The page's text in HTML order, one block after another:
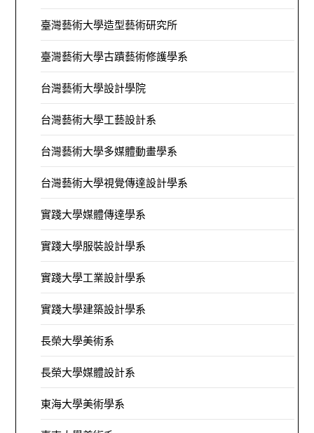
臺灣藝術大學造型藝術研究所
臺灣藝術大學古蹟藝術修護學系
台灣藝術大學設計學院
台灣藝術大學工藝設計系
台灣藝術大學多媒體動畫學系
台灣藝術大學視覺傳達設計學系
實踐大學媒體傳達學系
實踐大學服裝設計學系
實踐大學工業設計學系
實踐大學建築設計學系
長榮大學美術系
長榮大學媒體設計系
東海大學美術學系